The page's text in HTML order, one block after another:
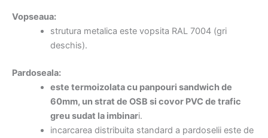
Vopseaua:
strutura metalica este vopsita RAL 7004 (gri
deschis).
Pardoseala:
este termoizolata cu panpouri sandwich de
60mm, un strat de OSB si covor PVC de trafic
greu sudat la imbinari.
incarcarea distribuita standard a pardoselii este de